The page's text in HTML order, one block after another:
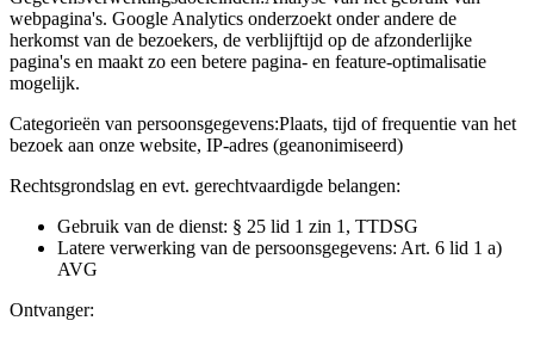
webpagina's. Google Analytics onderzoekt onder andere de
herkomst van de bezoekers, de verblijftijd op de afzonderlijke
pagina's en maakt zo een betere pagina- en feature-optimalisatie
mogelijk.
Categorieën van persoonsgegevens:Plaats, tijd of frequentie van het
bezoek aan onze website, IP-adres (geanonimiseerd)
Rechtsgrondslag en evt. gerechtvaardigde belangen:
Gebruik van de dienst: § 25 lid 1 zin 1, TTDSG
Latere verwerking van de persoonsgegevens: Art. 6 lid 1 a)
AVG
Ontvanger: